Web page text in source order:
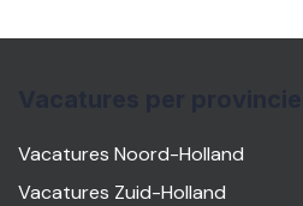
Vacatures Noord-Holland
Vacatures Zuid-Holland